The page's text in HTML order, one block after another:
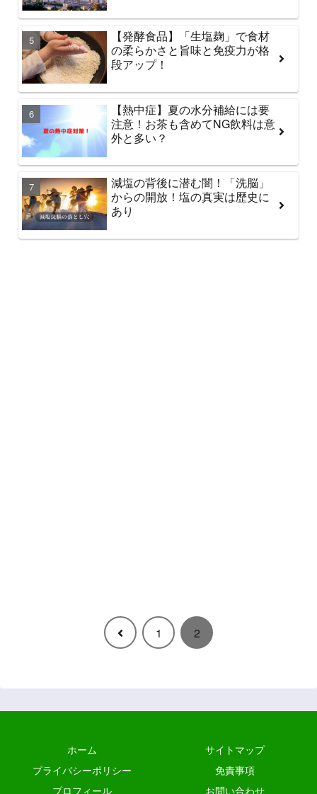
【発酵食品】「生塩麹」で食材
の柔らかさと旨味と免疫力が格
段アップ！
【熱中症】夏の水分補給には要
注意！お茶も含めてNG飲料は意
外と多い？
減塩の背後に潜む闇！「洗脳」
からの開放！塩の真実は歴史に
あり
前
1 2
ホーム
サイトマップ
プライバシーポリシー
免責事項
プロフィール
お問い合わせ